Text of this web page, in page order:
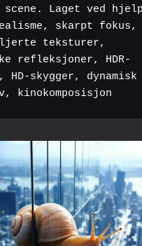
Laget ved
skarpt fokus,
teksturer,
refleksjoner, HDR-
HD-skygger, dynamisk
kinokomposisjon